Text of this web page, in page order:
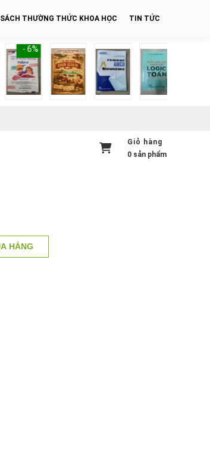
SÁCH THƯỜNG THỨC KHOA HỌC TIN TỨC
- 6%
Giỏ hàng
0 sản phẩm